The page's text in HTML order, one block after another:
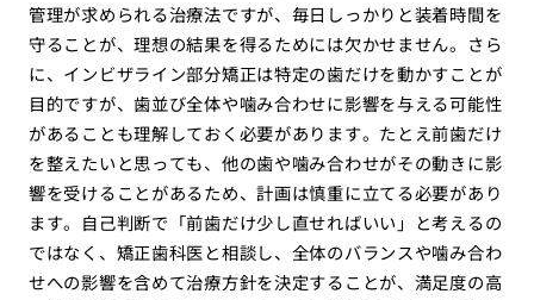
管理が求められる治療法ですが、毎日しっかりと装着時間を
守ることが、理想の結果を得るためには欠かせません。さら
に、インビザライン部分矯正は特定の歯だけを動かすことが
目的ですが、歯並び全体や噛み合わせに影響を与える可能性
があることも理解しておく必要があります。たとえ前歯だけ
を整えたいと思っても、他の歯や噛み合わせがその動きに影
響を受けることがあるため、計画は慎重に立てる必要があり
ます。自己判断で「前歯だけ少し直せればいい」と考えるの
ではなく、矯正歯科医と相談し、全体のバランスや噛み合わ
せへの影響を含めて治療方針を決定することが、満足度の高